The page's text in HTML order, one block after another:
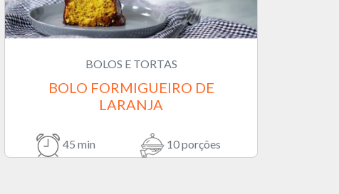
BOLOS E TORTAS
BOLO FORMIGUEIRO DE
LARANJA
45 min 10 porções